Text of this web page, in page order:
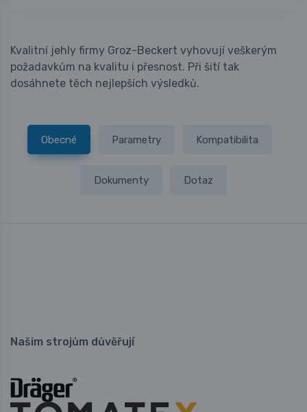
Kvalitní jehly firmy Groz-Beckert vyhovují veškerým
požadavkům na kvalitu i přesnost. Při šití tak
dosáhnete těch nejlepších výsledků.
Obecné Parametry Kompatibilita
Dokumenty Dotaz
Našim strojům důvěřují